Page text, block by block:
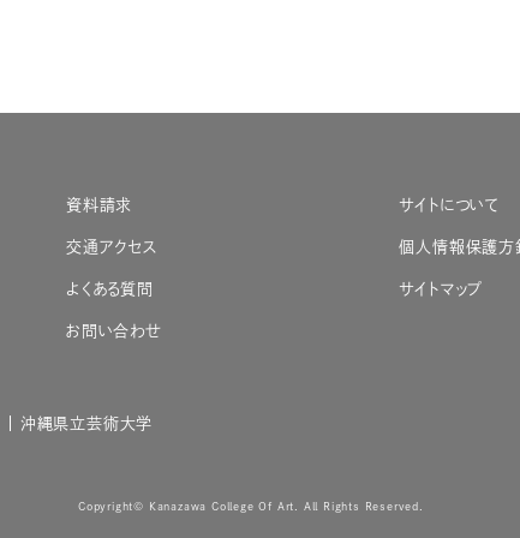
資料請求
交通アクセス
よくある質問
お問い合わせ
サイトについて
個人情報保護方
サイトマップ
沖縄県立芸術大学
Copyright© Kanazawa College Of Art. All Rights Reserved.